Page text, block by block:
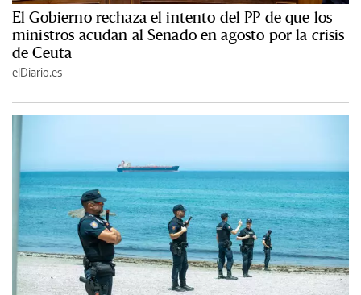
El Gobierno rechaza el intento del PP de que los
ministros acudan al Senado en agosto por la crisis
de Ceuta
elDiario.es